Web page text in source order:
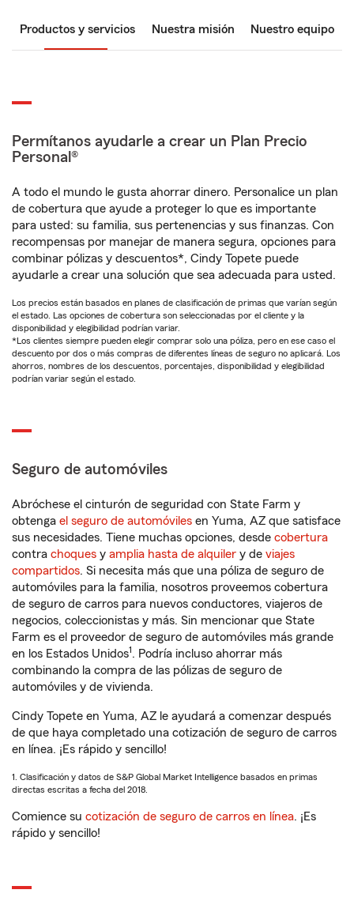
Productos y servicios Nuestra misión Nuestro equipo
Permítanos ayudarle a crear un Plan Precio
Personal®
A todo el mundo le gusta ahorrar dinero. Personalice un plan
de cobertura que ayude a proteger lo que es importante
para usted: su familia, sus pertenencias y sus finanzas. Con
recompensas por manejar de manera segura, opciones para
combinar pólizas y descuentos*, Cindy Topete puede
ayudarle a crear una solución que sea adecuada para usted.
Los precios están basados en planes de clasificación de primas que varían según
el estado. Las opciones de cobertura son seleccionadas por el cliente y la
disponibilidad y elegibilidad podrían variar.
*Los clientes siempre pueden elegir comprar solo una póliza, pero en ese caso el
descuento por dos o más compras de diferentes líneas de seguro no aplicará. Los
ahorros, nombres de los descuentos, porcentajes, disponibilidad y elegibilidad
podrían variar según el estado.
Seguro de automóviles
Abróchese el cinturón de seguridad con State Farm y
obtenga el seguro de automóviles en Yuma, AZ que satisface
sus necesidades. Tiene muchas opciones, desde cobertura
contra choques y amplia hasta de alquiler y de viajes
compartidos. Si necesita más que una póliza de seguro de
automóviles para la familia, nosotros proveemos cobertura
de seguro de carros para nuevos conductores, viajeros de
negocios, coleccionistas y más. Sin mencionar que State
Farm es el proveedor de seguro de automóviles más grande
en los Estados Unidos1. Podría incluso ahorrar más
combinando la compra de las pólizas de seguro de
automóviles y de vivienda.
Cindy Topete en Yuma, AZ le ayudará a comenzar después
de que haya completado una cotización de seguro de carros
en línea. ¡Es rápido y sencillo!
1. Clasificación y datos de S&P Global Market Intelligence basados en primas
directas escritas a fecha del 2018.
Comience su cotización de seguro de carros en línea. ¡Es
rápido y sencillo!